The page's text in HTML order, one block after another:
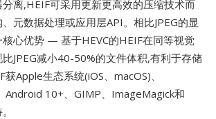
离,HEIF可采用更新更高效的压缩技术而
元数据处理或应用层API。相比JPEG的显
心优势 — 基于HEVC的HEIF在同等视觉
JPEG减小40-50%的文件体积,有利于存储
Apple生态系统(iOS、macOS)、
Android 10+、GIMP、ImageMagick和